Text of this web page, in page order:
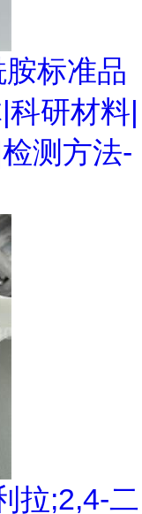
标准品
科研材料|
测方法-
拉;2,4-二